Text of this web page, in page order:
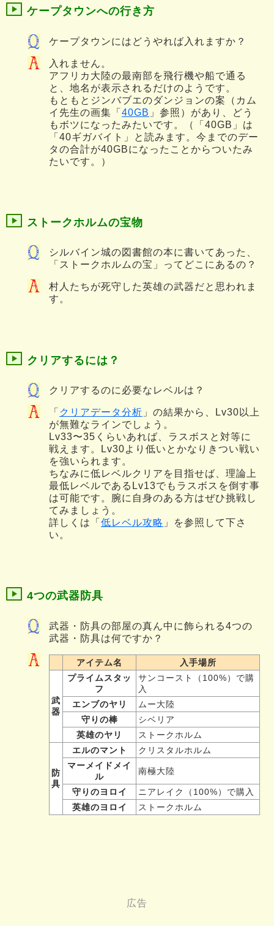
ケープタウンへの行き方
ケープタウンにはどうやれば入れますか？
入れません。
アフリカ大陸の最南部を飛行機や船で通る
と、地名が表示されるだけのようです。
もともとジンバブエのダンジョンの案（カム
イ先生の画集「 40GB 」参照）があり、どう
もボツになったみたいです。（「40GB」は
「40ギガバイト」と読みます。今までのデー
タの合計が40GBになったことからついたみ
たいです。）
ストークホルムの宝物
シルバイン城の図書館の本に書いてあった、
「ストークホルムの宝」ってどこにあるの？
村人たちが死守した英雄の武器だと思われま
す。
クリアするには？
クリアするのに必要なレベルは？
「 クリアデータ分析 」の結果から、Lv30以上
が無難なラインでしょう。
Lv33〜35くらいあれば、ラスボスと対等に
戦えます。Lv30より低いとかなりきつい戦い
を強いられます。
ちなみに低レベルクリアを目指せば、理論上
最低レベルであるLv13でもラスボスを倒す事
は可能です。腕に自身のある方はぜひ挑戦し
てみましょう。
詳しくは「 低レベル攻略 」を参照して下さ
い。
4つの武器防具
武器・防具の部屋の真ん中に飾られる4つの
武器・防具は何ですか？
アイテム名 入手場所
武
器
プライムスタッ
フ
サンコースト（100%）で購
入
エンブのヤリ
ムー大陸
守りの棒
シベリア
英雄のヤリ
ストークホルム
防
具
エルのマント
クリスタルホルム
マーメイドメイ
ル
南極大陸
守りのヨロイ
ニアレイク（100%）で購入
英雄のヨロイ
ストークホルム